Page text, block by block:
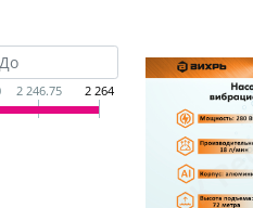
2 246.75 2 264